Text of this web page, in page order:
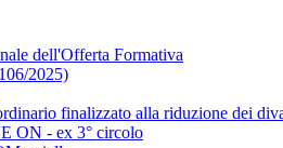
dell'Offerta Formativa
2025)
finalizzato alla riduzione dei
ON - ex 3° circolo